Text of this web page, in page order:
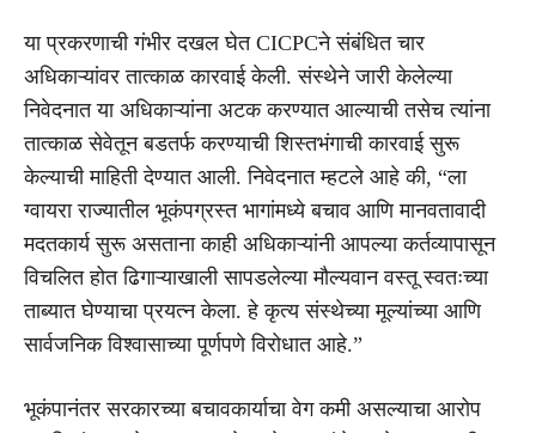
या प्रकरणाची गंभीर दखल घेत CICPCने संबंधित चार
अधिकाऱ्यांवर तात्काळ कारवाई केली. संस्थेने जारी केलेल्या
निवेदनात या अधिकाऱ्यांना अटक करण्यात आल्याची तसेच त्यांना
तात्काळ सेवेतून बडतर्फ करण्याची शिस्तभंगाची कारवाई सुरू
केल्याची माहिती देण्यात आली. निवेदनात म्हटले आहे की, “ला
ग्वायरा राज्यातील भूकंपग्रस्त भागांमध्ये बचाव आणि मानवतावादी
मदतकार्य सुरू असताना काही अधिकाऱ्यांनी आपल्या कर्तव्यापासून
विचलित होत ढिगाऱ्याखाली सापडलेल्या मौल्यवान वस्तू स्वतःच्या
ताब्यात घेण्याचा प्रयत्न केला. हे कृत्य संस्थेच्या मूल्यांच्या आणि
सार्वजनिक विश्वासाच्या पूर्णपणे विरोधात आहे.”
भूकंपानंतर सरकारच्या बचावकार्याचा वेग कमी असल्याचा आरोप